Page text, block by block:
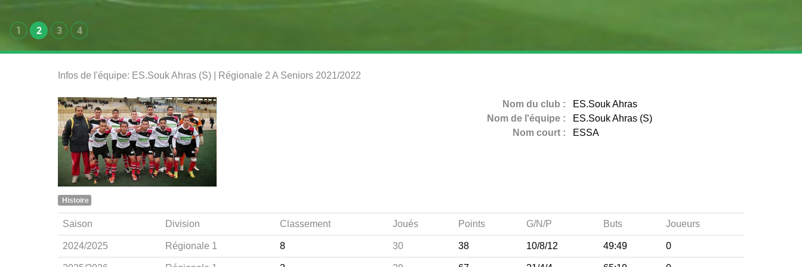
1 2 3 4
Infos de l'équipe: ES.Souk Ahras (S) | Régionale 2 A Seniors 2021/2022
Nom du club :
ES.Souk Ahras
Nom de l'équipe :
ES.Souk Ahras (S)
Nom court :
ESSA
Histoire
Saison Division Classement Joués Points G/N/P Buts Joueurs
2024/2025 Régionale 1 8 30 38 10/8/12 49:49 0